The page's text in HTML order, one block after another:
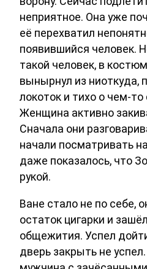
неприятное. Она уже
её перехватил
появившийся человек.
такой человек, в
вынырнул из ниоткуда,
локоток и тихо о чем-то
Женщина активно
Сначала они
начали посматривать
даже показалось, что
рукой.
Ване стало не по себе,
остаток цигарки и
общежития. Успел
дверь закрыть не